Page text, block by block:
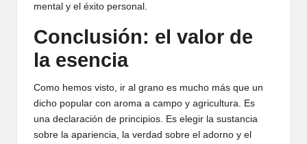
mental y el éxito personal.
Conclusión: el valor de
la esencia
Como hemos visto, ir al grano es mucho más que un
dicho popular con aroma a campo y agricultura. Es
una declaración de principios. Es elegir la sustancia
sobre la apariencia, la verdad sobre el adorno y el